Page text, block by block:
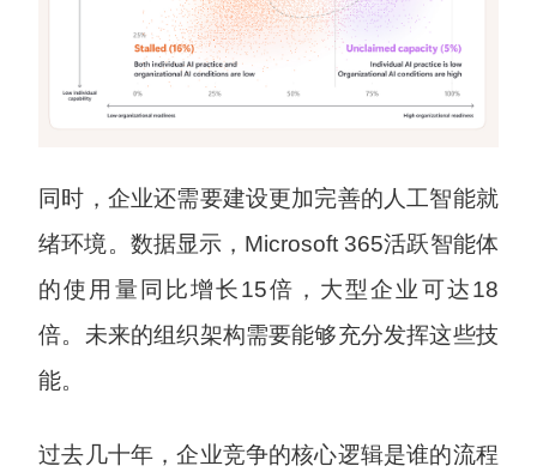
同时，企业还需要建设更加完善的人工智能就
绪环境。数据显示，Microsoft 365活跃智能体
的使用量同比增长15倍，大型企业可达18
倍。未来的组织架构需要能够充分发挥这些技
能。
过去几十年，企业竞争的核心逻辑是谁的流程